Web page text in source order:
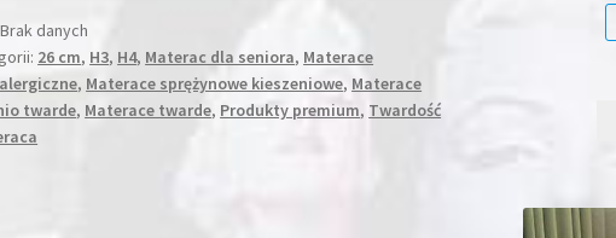
Brak danych
26 cm, H3, H4, Materac dla seniora, Materace
, Materace sprężynowe kieszeniowe, Materace
twarde, Materace twarde, Produkty premium, Twardość